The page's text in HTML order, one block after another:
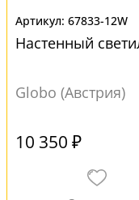
67833-12W
Настенный
Globo (Австрия)
10 350 ₽